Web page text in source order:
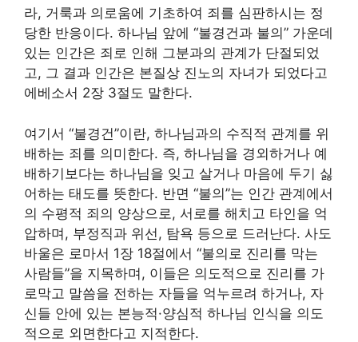
라, 거룩과 의로움에 기초하여 죄를 심판하시는 정
당한 반응이다. 하나님 앞에 “불경건과 불의” 가운데
있는 인간은 죄로 인해 그분과의 관계가 단절되었
고, 그 결과 인간은 본질상 진노의 자녀가 되었다고
에베소서 2장 3절도 말한다.
여기서 “불경건”이란, 하나님과의 수직적 관계를 위
배하는 죄를 의미한다. 즉, 하나님을 경외하거나 예
배하기보다는 하나님을 잊고 살거나 마음에 두기 싫
어하는 태도를 뜻한다. 반면 “불의”는 인간 관계에서
의 수평적 죄의 양상으로, 서로를 해치고 타인을 억
압하며, 부정직과 위선, 탐욕 등으로 드러난다. 사도
바울은 로마서 1장 18절에서 “불의로 진리를 막는
사람들”을 지목하며, 이들은 의도적으로 진리를 가
로막고 말씀을 전하는 자들을 억누르려 하거나, 자
신들 안에 있는 본능적·양심적 하나님 인식을 의도
적으로 외면한다고 지적한다.